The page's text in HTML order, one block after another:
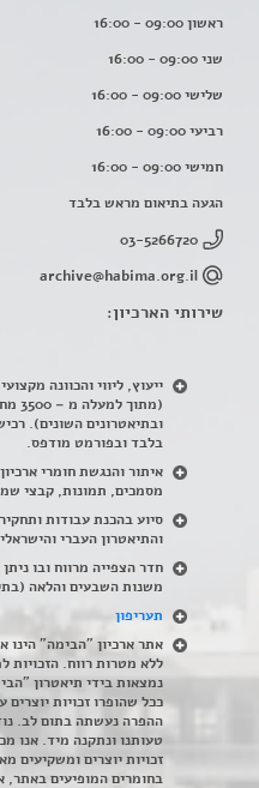
ראשון 09:00 - 16:00
שני 09:00 - 16:00
שלישי 09:00 - 16:00
רביעי 09:00 - 16:00
חמישי 09:00 - 16:00
הגעה בתיאום מראש בלבד
03-5266720
archive@habima.org.il
שירותי הארכיון:
ייעוץ, ליווי והכוונה
ובתיאטרונים השונים).
בלבד ובפורמט מודפס.
איתור והנגשת חומרי
מסמכים, תמונות, קבצי
סיוע בהכנת עבודות
והתיאטרון העברי
משנות השבעים והלאה
תעריפון
אתר ארכיון "הבימה" הינו
ללא מטרות רווח. הזכויות
נמצאות בידי תיאטרון
ככל שהופרו זכויות
ההפרה נעשתה בתום לב.
טעותנו ונתקנה מיד. אנו
זכויות יוצרים ומשקיעים
בחומרים המופיעים באתר,